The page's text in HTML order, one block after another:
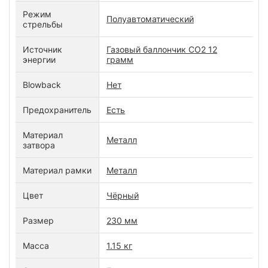
Режим
стрельбы
Полуавтоматический
Источник
энергии
Газовый баллончик CO2 12
грамм
Blowback Нет
Предохранитель Есть
Материал
затвора
Металл
Материал рамки Металл
Цвет Чёрный
Размер 230 мм
Масса 1.15 кг